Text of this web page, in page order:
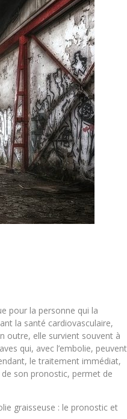
pour la personne qui la
la santé cardiovasculaire,
outre, elle survient souvent à
qui, avec l’embolie, peuvent
le traitement immédiat,
son pronostic, permet de
graisseuse : le pronostic et